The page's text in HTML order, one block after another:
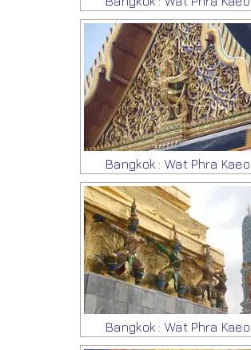
Bangkok : Wat Phra Kaeo
Bangkok : Wat Phra Kaeo